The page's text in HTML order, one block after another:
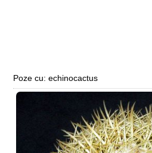
Poze cu: echinocactus